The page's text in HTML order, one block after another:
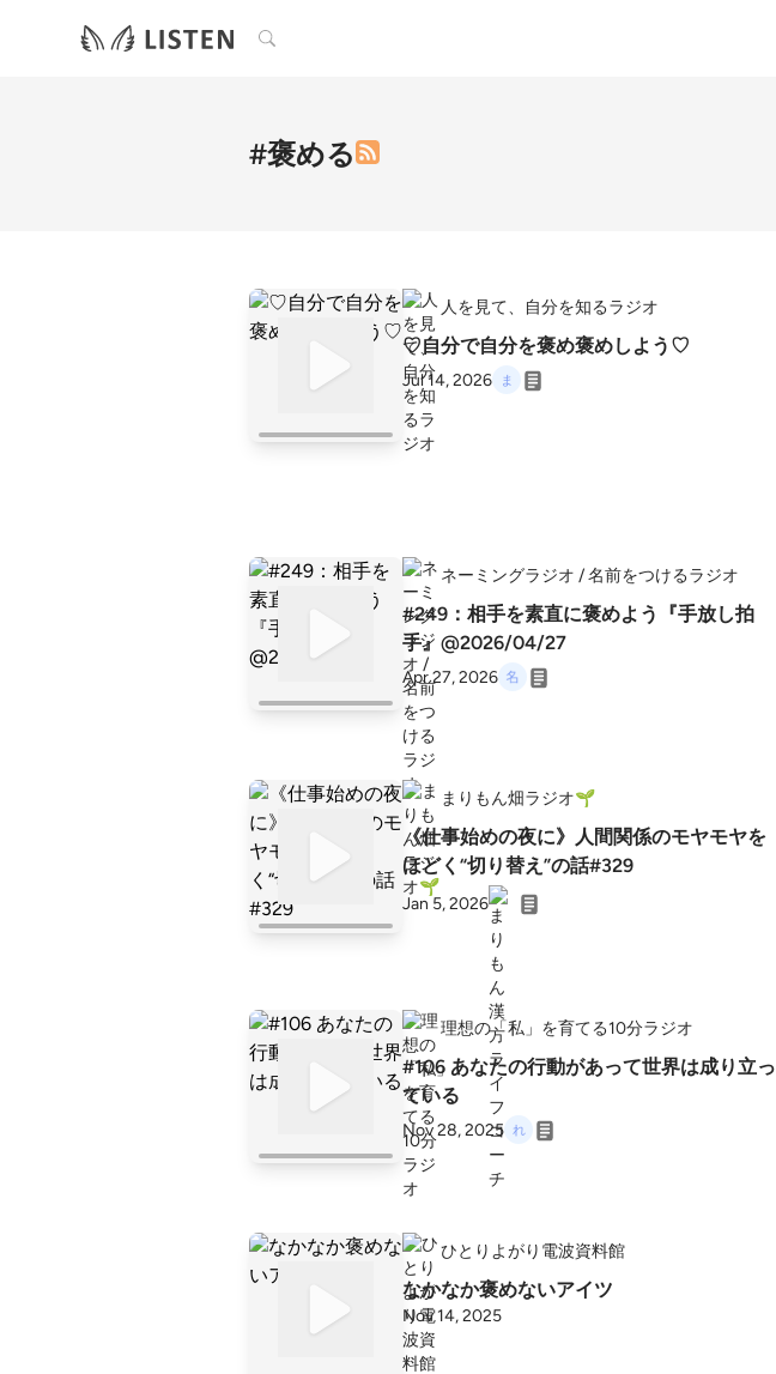
検索
#褒める
人を見て、自分を知るラジオ
♡自分で自分を褒め褒めしよう♡
Jul 14, 2026
ネーミングラジオ / 名前をつけるラジオ
#249：相手を素直に褒めよう『手放し拍
手』@2026/04/27
Apr 27, 2026
まりもん畑ラジオ🌱
《仕事始めの夜に》人間関係のモヤモヤを
ほどく“切り替え”の話#329
Jan 5, 2026
理想の「私」を育てる10分ラジオ
#106 あなたの行動があって世界は成り立っ
ている
Nov 28, 2025
ひとりよがり電波資料館
なかなか褒めないアイツ
Nov 14, 2025